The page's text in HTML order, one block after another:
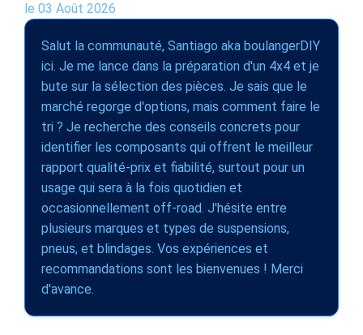
le 03 Août 2026
Salut la communauté, Santiago aka boulangerDIY
ici. Je me lance dans la préparation d'un 4x4 et je
bute sur la sélection des pièces. Je sais que le
marché regorge d'options, mais comment faire le
tri ? Je recherche des conseils concrets pour
identifier les composants qui offrent le meilleur
rapport qualité-prix et fiabilité, surtout pour un
usage qui sera à la fois quotidien et
occasionnellement off-road. J'hésite entre
plusieurs marques et types de suspensions,
pneus, et blindages. Vos expériences et
recommandations sont les bienvenues ! Merci
d'avance.